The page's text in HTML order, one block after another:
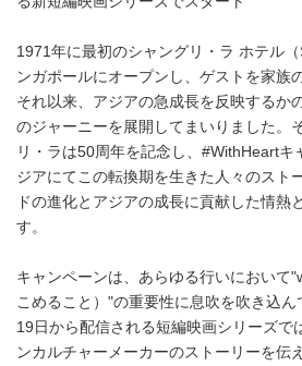
1971年に最初のシャングリ・ラ ホテル
ンガポールにオープンし、ゲストを家族
それ以来、アジアの急成長を反映するか
のジャーニーを展開してまいりました。
リ・ラは50周年を記念し、#WithHeartキ
ジアにてこの転換期を生きた人々のスト
ドの進化とアジアの成長に貢献した情熱
す。
キャンペーンは、あらゆる行いにおいて
こめること）"の重要性に息吹を吹き込ん
19日から配信される短編映画シリーズで
ンカルチャーメーカーのストーリーを伝